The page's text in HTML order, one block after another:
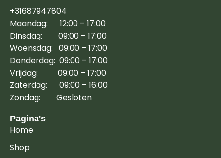
+31687947804
Maandag: 12:00 – 17:00
Dinsdag: 09:00 – 17:00
Woensdag: 09:00 – 17:00
Donderdag: 09:00 – 17:00
Vrijdag: 09:00 – 17:00
Zaterdag: 09:00 – 16:00
Zondag: Gesloten
Pagina's
Home
Shop